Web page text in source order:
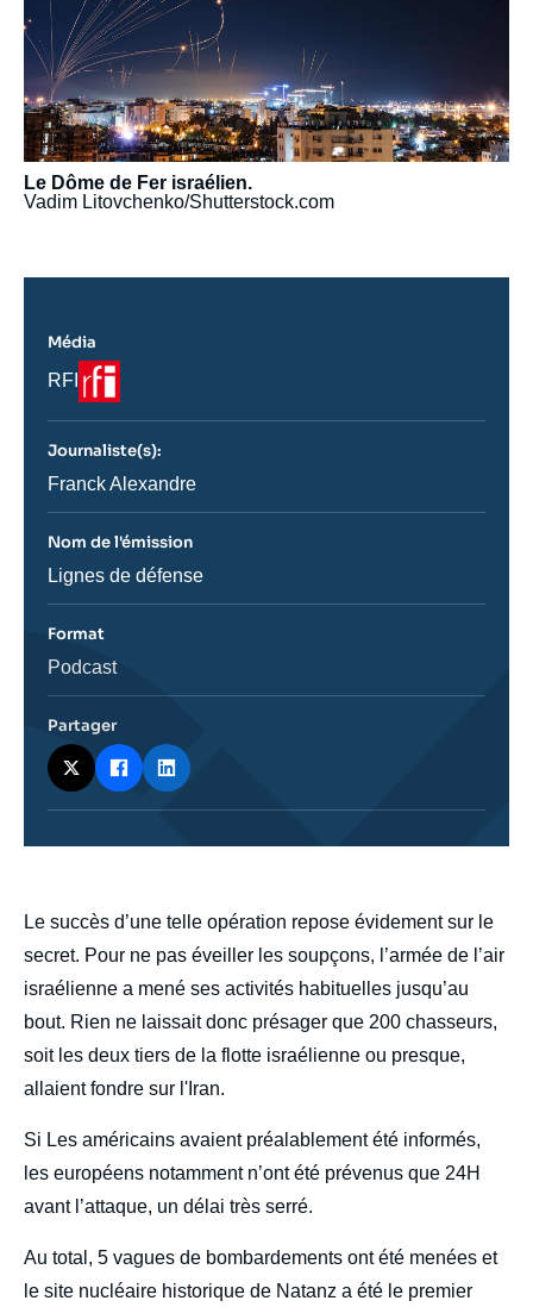
Le Dôme de Fer israélien.
Vadim Litovchenko/Shutterstock.com
body
Le succès d’une telle opération repose évidement sur le
secret. Pour ne pas éveiller les soupçons, l’armée de l’air
israélienne a mené ses activités habituelles jusqu’au
bout. Rien ne laissait donc présager que 200 chasseurs,
soit les deux tiers de la flotte israélienne ou presque,
allaient fondre sur l'Iran.
Si Les américains avaient préalablement été informés,
les européens notamment n’ont été prévenus que 24H
avant l’attaque, un délai très serré.
Au total, 5 vagues de bombardements ont été menées et
le site nucléaire historique de Natanz a été le premier
Média
Nom
journal,
ou
émission
RFI
Logo
Journaliste(s):
Journaliste
Franck Alexandre
Nom de l'émission
Nom
Lignes de défense
Format
Catégorie
Podcast
Partager